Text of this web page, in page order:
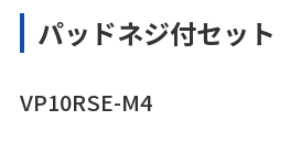
パッドネジ付セット
VP10RSE-M4